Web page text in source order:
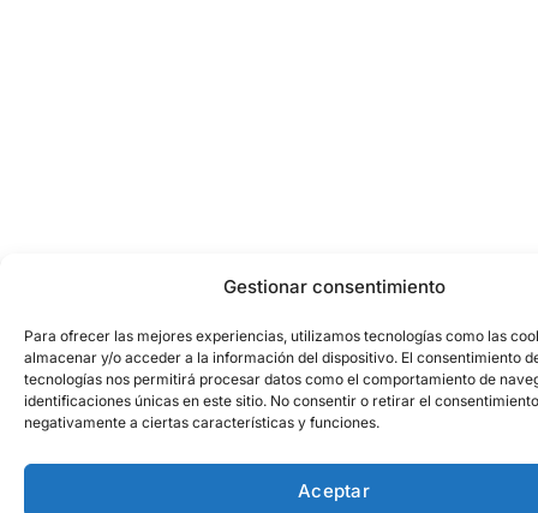
Gestionar consentimiento
Para ofrecer las mejores experiencias, utilizamos tecnologías como las
almacenar y/o acceder a la información del dispositivo. El consentimiento
tecnologías nos permitirá procesar datos como el comportamiento de
identificaciones únicas en este sitio. No consentir o retirar el
negativamente a ciertas características y funciones.
Aceptar